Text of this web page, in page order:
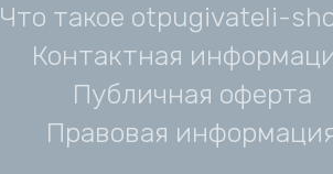
Что такое otpugivateli-
Контактная
Публичная оферта
Правовая